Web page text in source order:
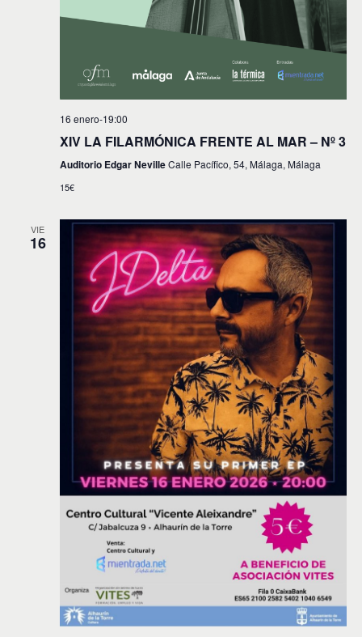
16 enero-19:00
XIV LA FILARMÓNICA FRENTE AL MAR – Nº 3
Auditorio Edgar NevilleCalle Pacífico, 54, Málaga, Málaga
15€
VIE
16